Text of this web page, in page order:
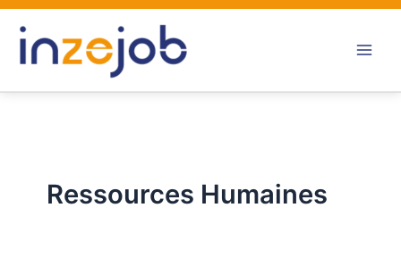
Aller
contenu
Ressources Humaines